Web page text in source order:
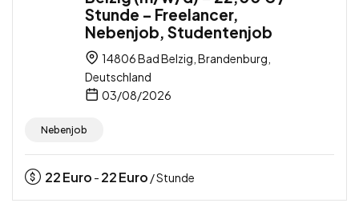
Stunde – Freelancer,
Nebenjob, Studentenjob
14806 Bad Belzig, Brandenburg,
Deutschland
03/08/2026
Nebenjob
22Euro - 22Euro / Stunde